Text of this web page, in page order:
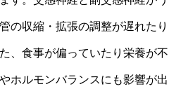
の収縮・拡張の調整が遅れたり
、食事が偏っていたり栄養が不
ホルモンバランスにも影響が出